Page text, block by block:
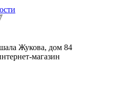
Жукова, дом 84
магазин